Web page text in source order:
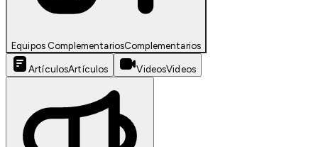
Equipos ComplementariosComplementarios
ArtículosArtículos VideosVideos